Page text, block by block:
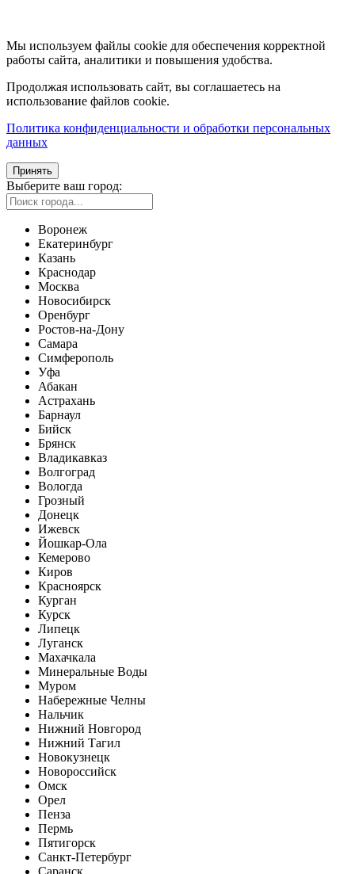
Мы используем файлы cookie для обеспечения корректной
работы сайта, аналитики и повышения удобства.
Продолжая использовать сайт, вы соглашаетесь на
использование файлов cookie.
Политика конфиденциальности и обработки персональных
данных
Принять
Выберите ваш город:
Воронеж
Екатеринбург
Казань
Краснодар
Москва
Новосибирск
Оренбург
Ростов-на-Дону
Самара
Симферополь
Уфа
Абакан
Астрахань
Барнаул
Бийск
Брянск
Владикавказ
Волгоград
Вологда
Грозный
Донецк
Ижевск
Йошкар-Ола
Кемерово
Киров
Красноярск
Курган
Курск
Липецк
Луганск
Махачкала
Минеральные Воды
Муром
Набережные Челны
Нальчик
Нижний Новгород
Нижний Тагил
Новокузнецк
Новороссийск
Омск
Орел
Пенза
Пермь
Пятигорск
Санкт-Петербург